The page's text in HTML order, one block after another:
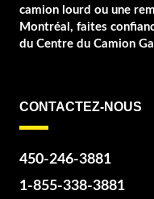
camion lourd ou une
Montréal, faites
du Centre du Camion
CONTACTEZ-NOUS
450-246-3881
1-855-338-3881